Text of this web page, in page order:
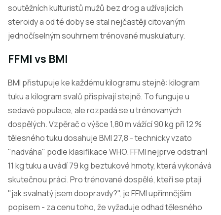
soutěžních kulturistů mužů bez drog a užívajících
steroidy a od té doby se stal nejčastěji citovaným
jednočíselným souhrnem trénované muskulatury.
FFMI vs BMI
BMI přistupuje ke každému kilogramu stejně: kilogram
tuku a kilogram svalů přispívají stejně. To funguje u
sedavé populace, ale rozpadá se u trénovaných
dospělých. Vzpěrač o výšce 1,80 m vážící 90 kg při 12 %
tělesného tuku dosahuje BMI 27,8 - technicky vzato
"nadváha" podle klasifikace WHO. FFMI nejprve odstraní
11 kg tuku a uvádí 79 kg beztukové hmoty, která vykonává
skutečnou práci. Pro trénované dospělé, kteří se ptají
"jak svalnatý jsem doopravdy?", je FFMI upřímnějším
popisem - za cenu toho, že vyžaduje odhad tělesného